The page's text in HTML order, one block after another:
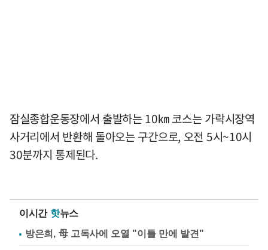
잠실종합운동장에서 출발하는 10㎞ 코스는 가락시장역
사거리에서 반환해 돌아오는 구간으로, 오전 5시~10시
30분까지 통제된다.
이시간 핫뉴스
방은희, 母 고독사에 오열 "이틀 만에 발견"